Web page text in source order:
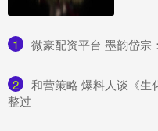
1 微豪配资平台 墨韵岱宗
2
和营策略 爆料人谈《生
整过